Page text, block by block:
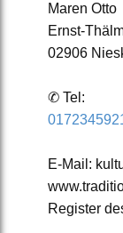
Maren Otto
Ernst-
02906
✆ Tel:
E-Mail:
Register